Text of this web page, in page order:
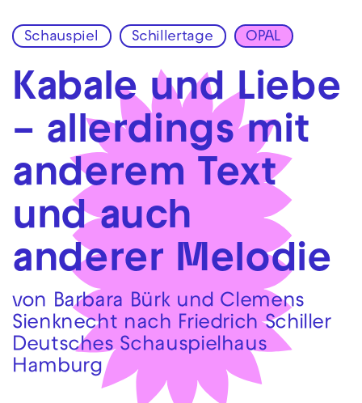
Zur Hauptnavigation springen
Zum Hauptinhalt springen Zum Footer springen
Schauspiel Schillertage OPAL
Kabale und Liebe
– allerdings mit
anderem Text
und auch
anderer Melodie
von Barbara Bürk und Clemens
Sienknecht nach Friedrich Schiller
Deutsches Schauspielhaus
Hamburg